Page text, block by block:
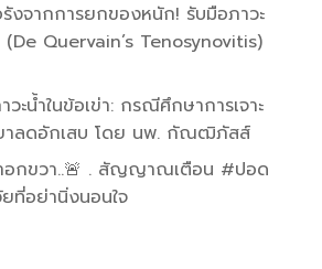
งจากการยกของหนัก! รับมือภาวะ
(De Quervain’s Tenosynovitis)
วะน้ำในข้อเข่า: กรณีศึกษาการเจาะ
ยาลดอักเสบ โดย นพ. กัณฒิภัสส์
าอกขวา..🚨 . สัญญาณเตือน #ปอด
ที่อย่านิ่งนอนใจ